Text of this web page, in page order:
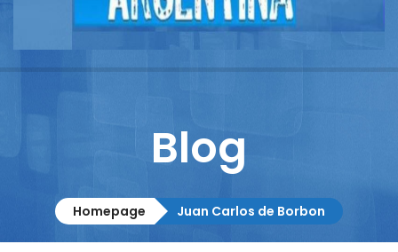
Columnistas
Contacto
Blog
Homepage Juan Carlos de Borbon